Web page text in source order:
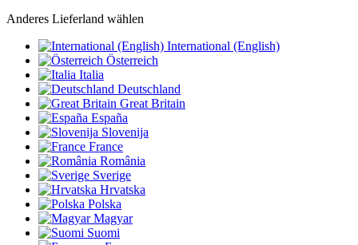
Anderes Lieferland wählen
International (English)
Österreich
Italia
Deutschland
Great Britain
España
Slovenija
France
România
Sverige
Hrvatska
Polska
Magyar
Suomi